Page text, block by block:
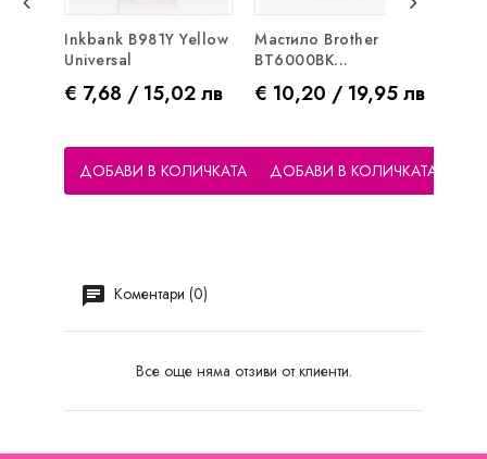
Inkbank B981Y Yellow
Universal
Цена
€ 7,68 / 15,02 лв
ДОБАВИ В КОЛИЧКАТА
Мастило Brother
BT6000BK...
Цена
€ 10,20 / 19,95 лв
ДОБАВИ В КОЛИЧКАТА
Коментари (0)
Все още няма отзиви от клиенти.